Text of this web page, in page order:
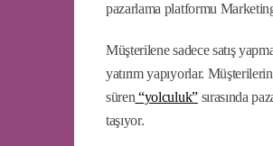
pazarlama platformu
Müşterilene sadece satış
yatırım yapıyorlar.
süren “yolculuk”sırasında
taşıyor.